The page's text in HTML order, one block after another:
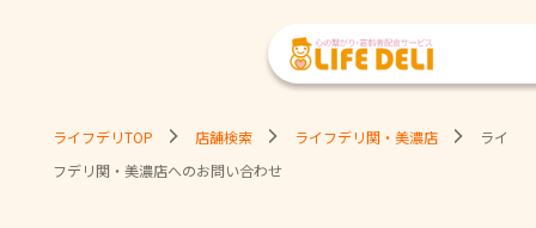
ライフデリTOP 店舗検索 ライフデリ関・美濃店
ライ
フデリ関・美濃店へのお問い合わせ